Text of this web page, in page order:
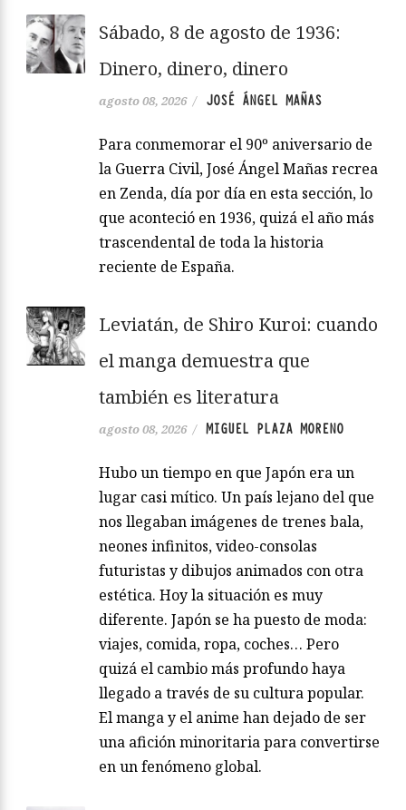
Sábado, 8 de agosto de 1936:
Dinero, dinero, dinero
agosto 08, 2026 / JOSÉ ÁNGEL MAÑAS
Para conmemorar el 90º aniversario de
la Guerra Civil, José Ángel Mañas recrea
en Zenda, día por día en esta sección, lo
que aconteció en 1936, quizá el año más
trascendental de toda la historia
reciente de España.
Leviatán, de Shiro Kuroi: cuando
el manga demuestra que
también es literatura
agosto 08, 2026 / MIGUEL PLAZA MORENO
Hubo un tiempo en que Japón era un
lugar casi mítico. Un país lejano del que
nos llegaban imágenes de trenes bala,
neones infinitos, video-consolas
futuristas y dibujos animados con otra
estética. Hoy la situación es muy
diferente. Japón se ha puesto de moda:
viajes, comida, ropa, coches… Pero
quizá el cambio más profundo haya
llegado a través de su cultura popular.
El manga y el anime han dejado de ser
una afición minoritaria para convertirse
en un fenómeno global.